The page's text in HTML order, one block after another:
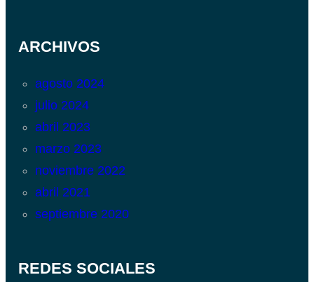
ARCHIVOS
agosto 2024
julio 2024
abril 2023
marzo 2023
noviembre 2022
abril 2021
septiembre 2020
REDES SOCIALES